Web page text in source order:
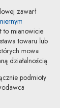
zawarł
link zostanie
to mianowicie
towaru lub
mowa
działalnością.
podmioty